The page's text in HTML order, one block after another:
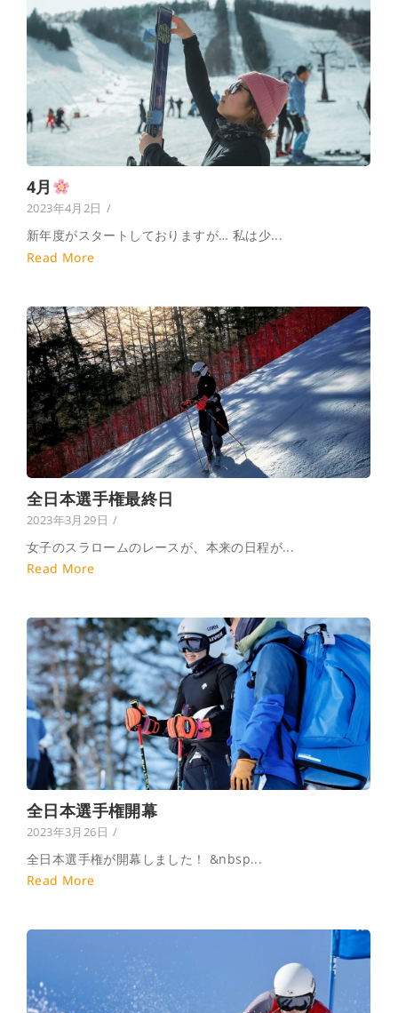
4月
2023年4月2日 /
新年度がスタートしておりますが… 私は少...
Read More
全日本選手権最終日
2023年3月29日 /
女子のスラロームのレースが、本来の日程が...
Read More
全日本選手権開幕
2023年3月26日 /
全日本選手権が開幕しました！ &nbsp...
Read More